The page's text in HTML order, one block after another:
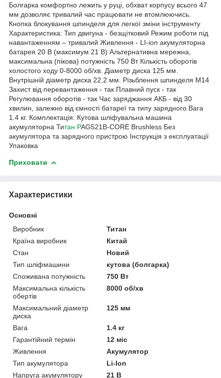
Болгарка комфортно лежить у руці, обхват корпусу всього 47
мм дозволяє тривалий час працювати не втомлюючись.
Кнопка блокування шпинделя для легкої зміни інструменту
Характеристика: Тип двигуна - безщітковий Режим роботи під
навантаженням – тривалий Живлення - LI-ion акумуляторна
батарея 20 В (максимум 21 В) Альтернативна мережна,
максимальна (пікова) потужність 750 Вт Кількість оборотів
холостого ходу 0-8000 об/хв. Діаметр диска 125 мм.
Внутрішній діаметр диска 22,2 мм. Різьблення шпинделя М14
Захист від перевантаження - так Плавний пуск - так
Регулювання оборотів - так Час заряджання АКБ - від 30
хвилин, залежно від ємності батареї та типу зарядного Вага
1.4 кг. Комплектація: Кутова шліфувальна машина
акумуляторна Титан PAG521B-CORE Brushless Без
акумулятора та зарядного пристрою Інструкція з експлуатації
Упаковка
Приховати
Характеристики
Основні
Виробник
Титан
Країна виробник
Китай
Стан
Новий
Тип шліфмашини
кутова (болгарка)
Споживана потужність
750 Вт
Максимальна кількість
обертів
8000 об/хв
Максимальний діаметр
диска
125 мм
Вага
1.4 кг
Гарантійний термін
12 міс
Живлення
Акумулятор
Тип акумулятора
Li-Ion
Напруга акумулятору
21 В